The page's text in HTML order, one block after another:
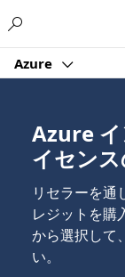
Azure
Azure イ
イセン
リセラーを通
レジットを購
から選択して
い。